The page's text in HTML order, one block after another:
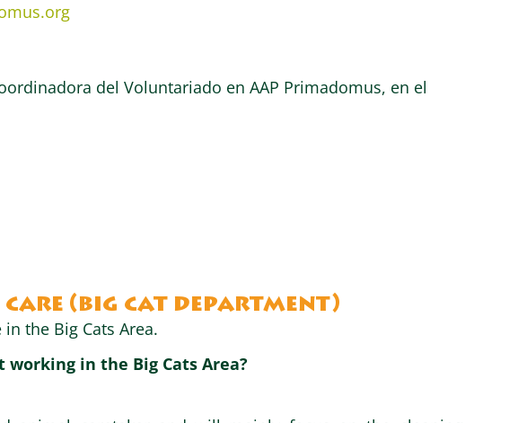
del Voluntariado en AAP Primadomus, en el
(big cat department)
the Big Cats Area.
in the Big Cats Area?